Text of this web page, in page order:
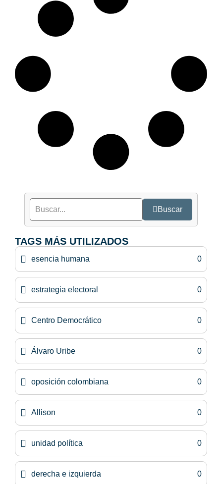
Buscar
TAGS MÁS UTILIZADOS
esencia humana 0
estrategia electoral 0
Centro Democrático 0
Álvaro Uribe 0
oposición colombiana 0
Allison 0
unidad política 0
derecha e izquierda 0